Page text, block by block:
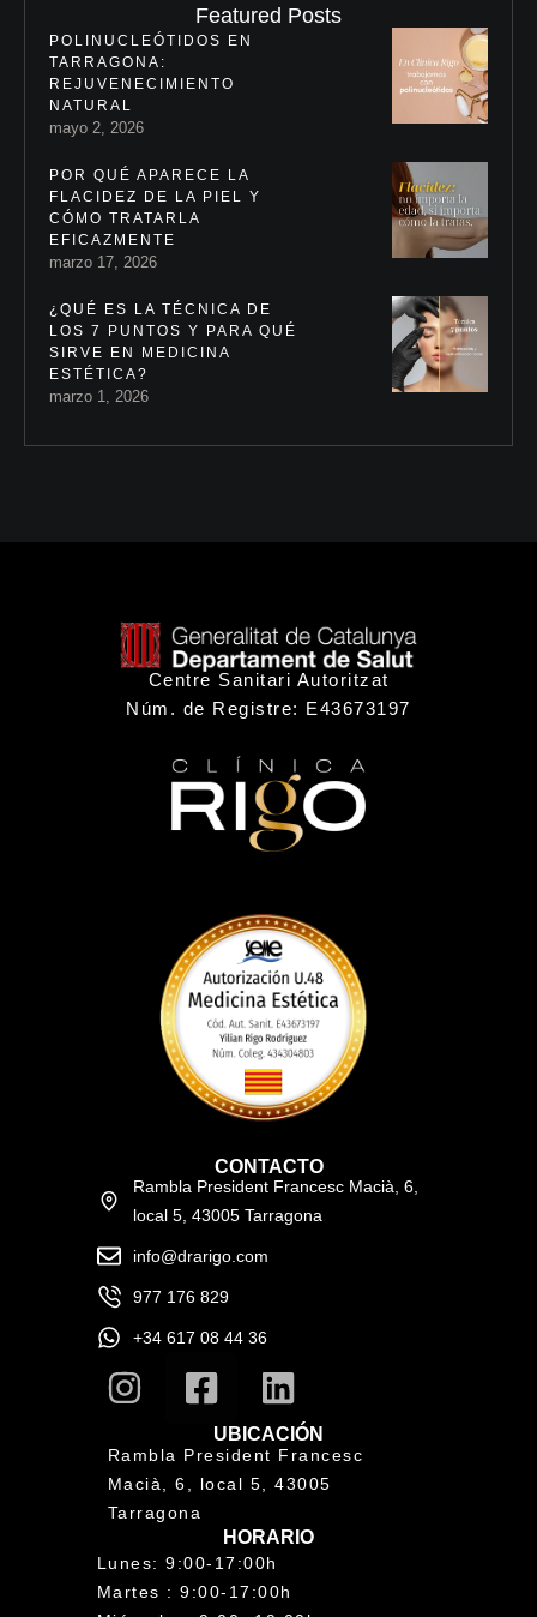
Featured Posts
POLINUCLEÓTIDOS EN
TARRAGONA:
REJUVENECIMIENTO
NATURAL
mayo 2, 2026
POR QUÉ APARECE LA
FLACIDEZ DE LA PIEL Y
CÓMO TRATARLA
EFICAZMENTE
marzo 17, 2026
¿QUÉ ES LA TÉCNICA DE
LOS 7 PUNTOS Y PARA QUÉ
SIRVE EN MEDICINA
ESTÉTICA?
marzo 1, 2026
Centre Sanitari Autoritzat
Núm. de Registre: E43673197
CONTACTO
Rambla President Francesc Macià, 6,
local 5, 43005 Tarragona
info@drarigo.com
977 176 829
+34 617 08 44 36
UBICACIÓN
Rambla President Francesc
Macià, 6, local 5, 43005
Tarragona
HORARIO
Lunes: 9:00-17:00h
Martes : 9:00-17:00h